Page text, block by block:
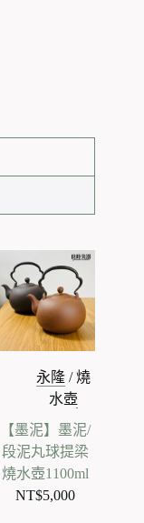
永隆/燒
水壺
【墨泥】墨泥/
段泥丸球提梁
燒水壺1100ml
NT$5,000